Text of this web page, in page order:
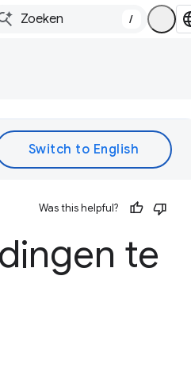
/
Was this helpful?
te